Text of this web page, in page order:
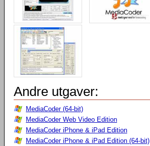
Andre utgaver:
MediaCoder (64-bit)
MediaCoder Web Video Edition
MediaCoder iPhone & iPad Edition
MediaCoder iPhone & iPad Edition (64-bit)